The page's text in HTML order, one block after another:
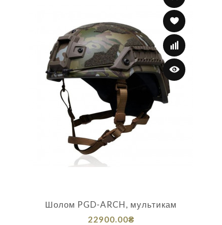
Шолом PGD-ARCH, мультикам
22900.00₴